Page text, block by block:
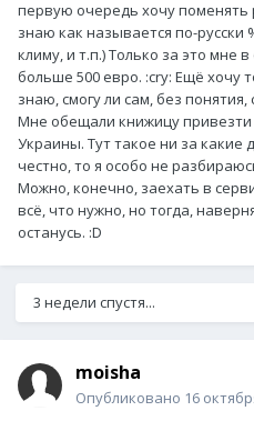
первую очередь хочу поменять
знаю как называется по-русски
климу, и т.п.) Только за это мне
больше 500 евро. :cry: Ещё хочу
знаю, смогу ли сам, без понятия,
Мне обещали книжицу привезти
Украины. Тут такое ни за какие
честно, то я особо не
Можно, конечно, заехать в
всё, что нужно, но тогда,
останусь. :D
3 недели спустя...
moisha
Опубликовано 16